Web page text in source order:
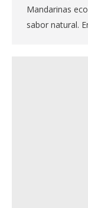
Mandarinas
sabor natural.